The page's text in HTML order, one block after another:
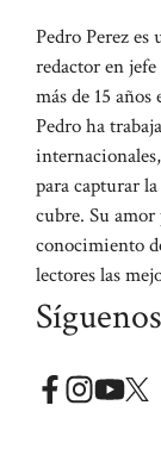
Pedro Perez
redactor en
más de 15
Pedro ha
para capturar
cubre. Su
conocimiento
lectores las
Síguenos